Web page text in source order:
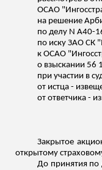
ОСАО
на решение
по делу N А40-
по иску ЗАО СК "
к ОСАО
о взыскании 56
при участии в
от истца -
от ответчика -
Закрытое
открытому
До принятия по